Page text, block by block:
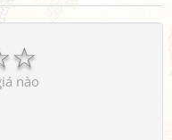
☆
nào